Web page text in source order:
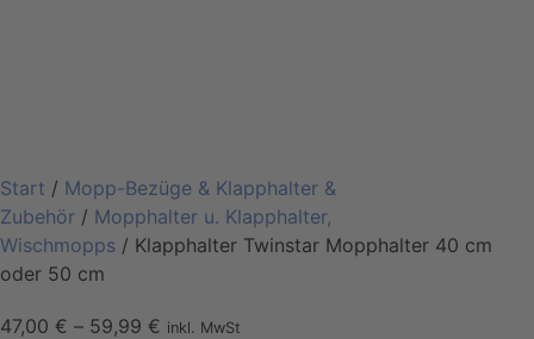
Start / Mopp-Bezüge & Klapphalter &
Zubehör / Mopphalter u. Klapphalter,
Wischmopps / Klapphalter Twinstar Mopphalter 40 cm
oder 50 cm
47,00 € – 59,99 € inkl. MwSt